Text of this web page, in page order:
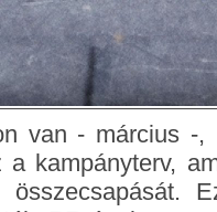
van - március -,
kampányterv,
összecsapását.